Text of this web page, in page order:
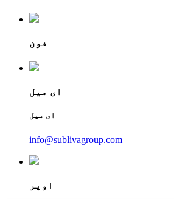
فون
ای میل
ای میل
info@sublivagroup.com
اوپر